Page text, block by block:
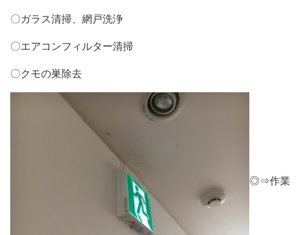
〇ガラス清掃、網戸洗浄
〇エアコンフィルター清掃
〇クモの巣除去
◎⇒作業